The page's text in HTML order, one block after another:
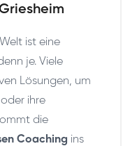
ist eine
je. Viele
Lösungen, um
ihre
die
Coaching ins